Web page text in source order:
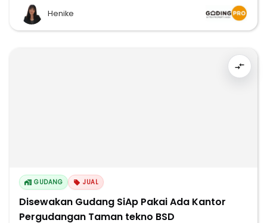
Henike
GUDANG JUAL
Disewakan Gudang SiAp Pakai Ada Kantor
Pergudangan Taman tekno BSD